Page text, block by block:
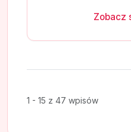
Zobacz
1 - 15 z 47 wpisów